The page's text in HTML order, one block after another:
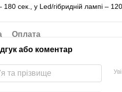
сек., у Led/гібридній лампі –
Оплата
або коментар